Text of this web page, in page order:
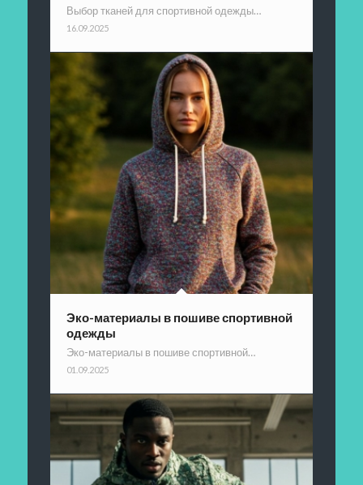
Выбор тканей для спортивной одежды…
16.09.2025
Эко-материалы в пошиве спортивной
одежды
Эко-материалы в пошиве спортивной…
01.09.2025